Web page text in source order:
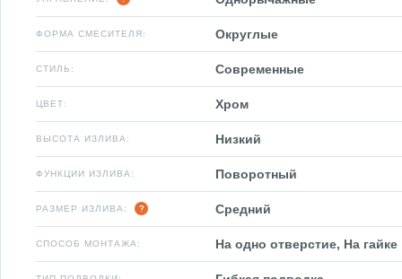
ФОРМА СМЕСИТЕЛЯ: Округлые
СТИЛЬ: Современные
ЦВЕТ: Хром
ВЫСОТА ИЗЛИВА: Низкий
ФУНКЦИИ ИЗЛИВА: Поворотный
РАЗМЕР ИЗЛИВА: Средний
СПОСОБ МОНТАЖА: На одно отверстие, На гайке